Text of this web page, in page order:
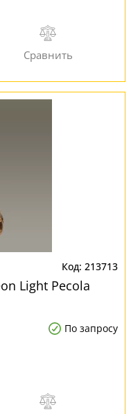
213713
Light Pecola
По запросу